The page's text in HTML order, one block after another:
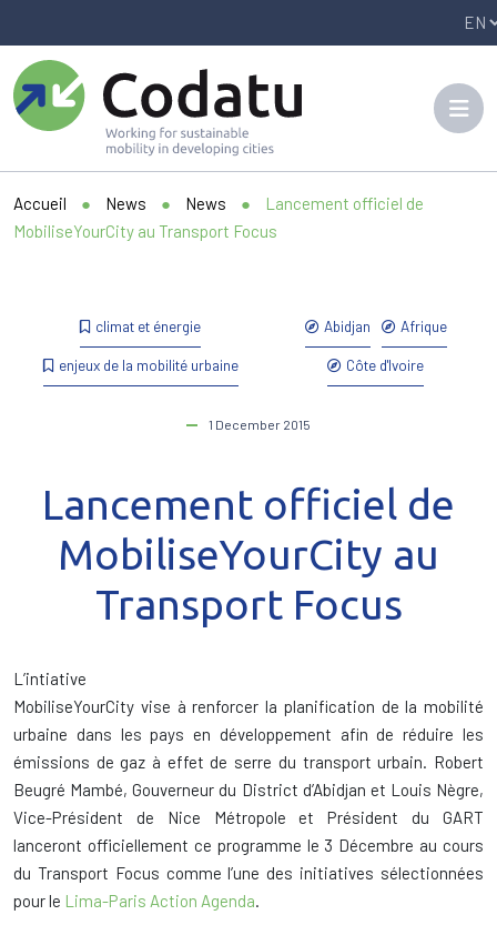
Accueil ● News ● News ●
Lancement officiel de
MobiliseYourCity au Transport Focus
climat et énergie
enjeux de la mobilité urbaine
Abidjan Afrique
Côte d'Ivoire
1 December 2015
Lancement officiel de
MobiliseYourCity au
Transport Focus
L’intiative
MobiliseYourCity vise à renforcer la planification de la mobilité
urbaine dans les pays en développement afin de réduire les
émissions de gaz à effet de serre du transport urbain. Robert
Beugré Mambé, Gouverneur du District d’Abidjan et Louis Nègre,
Vice-Président de Nice Métropole et Président du GART
lanceront officiellement ce programme le 3 Décembre au cours
du Transport Focus comme l’une des initiatives sélectionnées
pour le Lima-Paris Action Agenda.